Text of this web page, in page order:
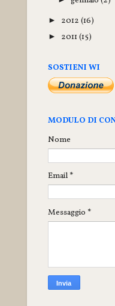
► 2012 (16)
► 2011 (15)
SOSTIENI WI
MODULO DI
Nome
Email *
Messaggio *